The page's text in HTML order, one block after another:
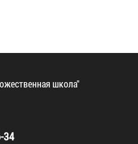
школа"
34